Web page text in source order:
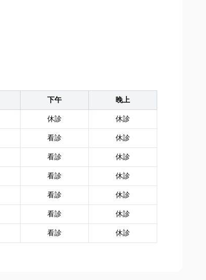
下午
晚上
休診
休診
看診
休診
看診
休診
看診
休診
看診
休診
看診
休診
看診 休診